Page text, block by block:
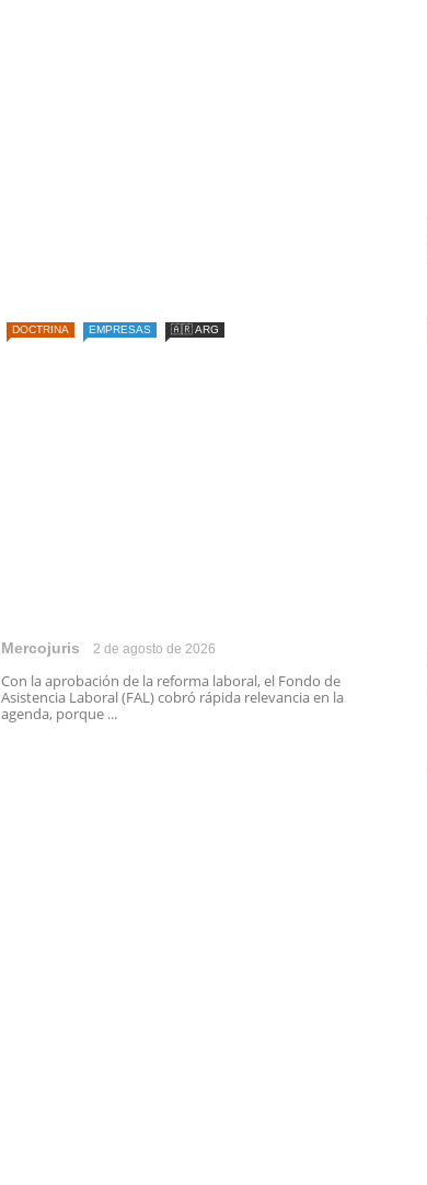
DOCTRINA EMPRESAS 🇦🇷 ARG
Mercojuris 2 de agosto de 2026
Con la aprobación de la reforma laboral, el Fondo de
Asistencia Laboral (FAL) cobró rápida relevancia en la
agenda, porque ...